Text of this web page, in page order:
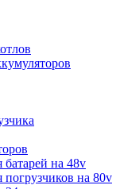
батарей на 48v
погрузчиков на 80v